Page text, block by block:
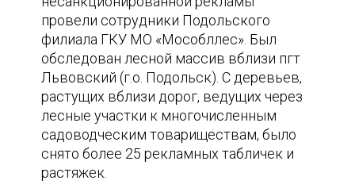
провели сотрудники Подольского
филиала ГКУ МО «Мособллес». Был
обследован лесной массив вблизи пгт
Львовский (г.о. Подольск). С деревьев,
растущих вблизи дорог, ведущих через
лесные участки к многочисленным
садоводческим товариществам, было
снято более 25 рекламных табличек и
растяжек.